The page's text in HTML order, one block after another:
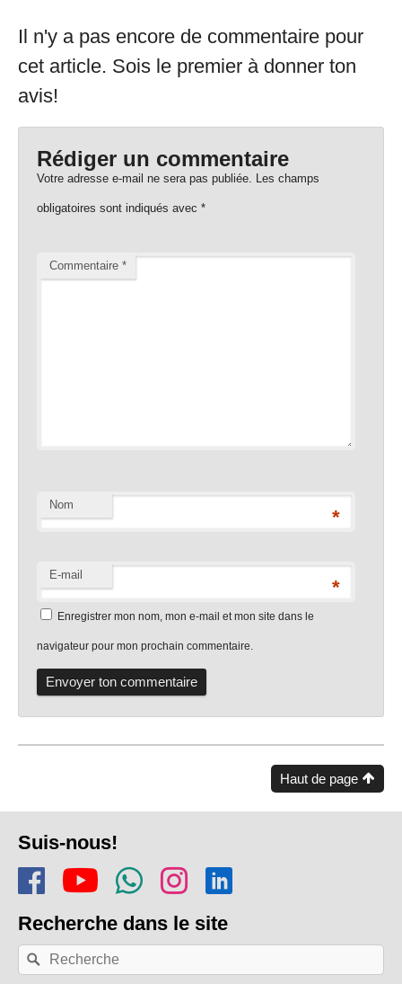
Il n'y a pas encore de commentaire pour
cet article. Sois le premier à donner ton
avis!
Rédiger un commentaire
Votre adresse e-mail ne sera pas publiée. Les champs
obligatoires sont indiqués avec *
Commentaire *
Nom
*
E-mail
*
Enregistrer mon nom, mon e-mail et mon site dans le
navigateur pour mon prochain commentaire.
Haut de page
de
page
Suis-nous!
Rejoins-nous sur Facebook
Regarde-nous sur
Rejoins notre
Suis-nous sur
Recherche dans le site
Recherche
par
Rechercher